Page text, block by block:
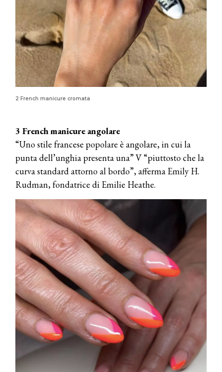
2 French manicure cromata
3 French manicure angolare
“Uno stile francese popolare è angolare, in cui la
punta dell’unghia presenta una” V “piuttosto che la
curva standard attorno al bordo”, afferma Emily H.
Rudman, fondatrice di Emilie Heathe.